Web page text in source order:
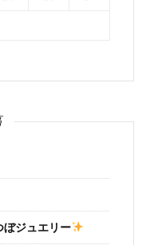
ぼジュエリー